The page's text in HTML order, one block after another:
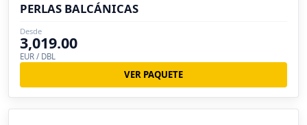
PERLAS BALCÁNICAS
Desde
3,019.00
EUR / DBL
VER PAQUETE